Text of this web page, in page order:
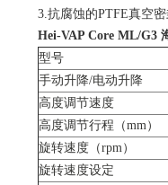
3.抗腐蚀的PTFE真空
Hei-VAP Core ML/G3
型号
手动升降/电动升降
高度调节速度
高度调节行程（mm）
旋转速度（rpm）
旋转速度设定